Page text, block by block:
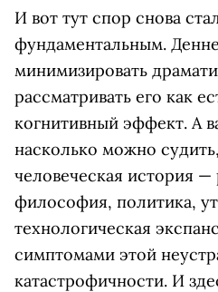
И вот тут спор снова
фундаментальным.
минимизировать
рассматривать его как
когнитивный эффект. А
насколько можно
человеческая история —
философия, политика,
технологическая
симптомами этой
катастрофичности. И